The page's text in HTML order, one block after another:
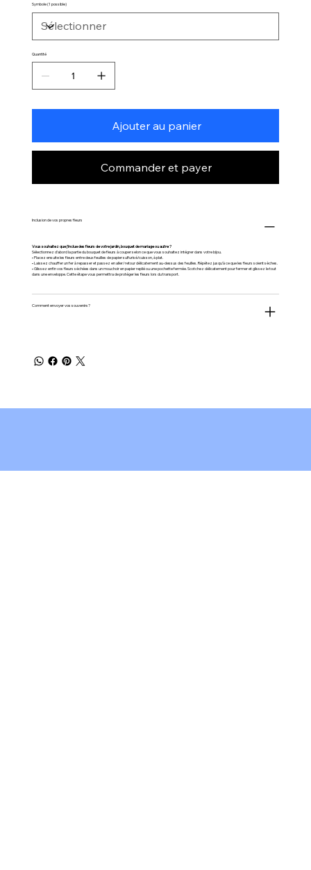
Symbole (1 possible)
Quantité
Ajouter au panier
Commander et payer
Inclusion de vos propres fleurs
Vous souhaitez que j’inclue des fleurs de votre jardin, bouquet de mariage ou autre ?
Sélectionnez d’abord la partie du bouquet de fleurs à couper selon ce que vous souhaitez intégrer dans votre bijou.
• Placez ensuite les fleurs entre deux feuilles de papier sulfurisé/cuisson, à plat.
• Laissez chauffer un fer à repasser et passez en aller/retour délicatement au-dessus des feuilles. Répétez jusqu’à ce que les fleurs soient sèches.
• Glissez enfin vos fleurs séchées dans un mouchoir en papier replié ou une pochette fermée. Scotchez délicatement pour fermer et glissez le tout
dans une enveloppe. Cette étape vous permettra de protéger les fleurs lors du transport.
Comment envoyer vos souvenirs?